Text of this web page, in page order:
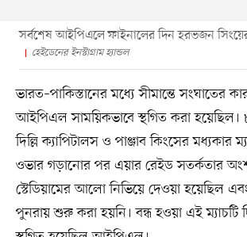
সর্বশেষ আইপিএলে ফাইনালের দিন হরভজন
হেইডেনের ইনস্টাগ্রাম হ্যান্ডল
ভারত–পাকিস্তানের মধ্যে সীমান্তে সংঘাতের
আইপিএল সাময়িকভাবে স্থগিত করা হয়েছিল।
দিল্লি ক্যাপিটালস ও পাঞ্জাব কিংসের মধ্যকার
ওভার গড়ানোর পর এয়ার রেইড সতর্কতার
স্টেডিয়ামের আলো নিভিয়ে দেওয়া হয়েছিল
পুনরায় শুরু করা হয়নি। বন্ধ হওয়া এই ম্যাচটি